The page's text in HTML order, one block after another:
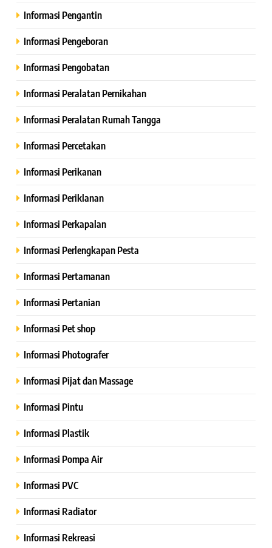
Informasi Pengantin
Informasi Pengeboran
Informasi Pengobatan
Informasi Peralatan Pernikahan
Informasi Peralatan Rumah Tangga
Informasi Percetakan
Informasi Perikanan
Informasi Periklanan
Informasi Perkapalan
Informasi Perlengkapan Pesta
Informasi Pertamanan
Informasi Pertanian
Informasi Pet shop
Informasi Photografer
Informasi Pijat dan Massage
Informasi Pintu
Informasi Plastik
Informasi Pompa Air
Informasi PVC
Informasi Radiator
Informasi Rekreasi